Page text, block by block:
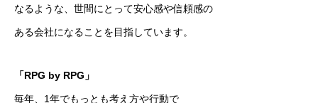
なるような、世間にとって安心感や信頼感の
ある会社になることを目指しています。
「RPG by RPG」
毎年、1年でもっとも考え方や行動で